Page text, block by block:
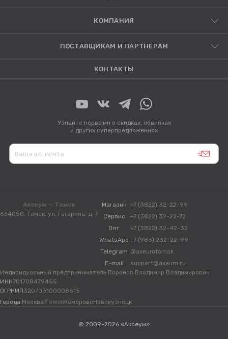
КОМПАНИЯ
ПОСТАВЩИКАМ И ПАРТНЕРАМ
КОНТАКТЫ
Узнайте первыми о скидках, новинках
и других суперпредложениях
Аксеум — Томск
634050, Томск, ул. Гагарина, д. 7
Магазин +7 (3822) 32-22-99
Сервис
+7 (3822) 32-22-72
Опт
+7 (3822) 32-42-32
WhatsApp +7 (983) 232-22-99
Telegram @axeumtomsk
E-mail
support@axeum.ru
Индивидуальный предприниматель Воронов Владимир Владимирович
ИНН701708479455
ОГРНИП320703100008515
Города:МоскваТомскКемеровоНовокузнецк
© 2009-2026 «Аксеум»